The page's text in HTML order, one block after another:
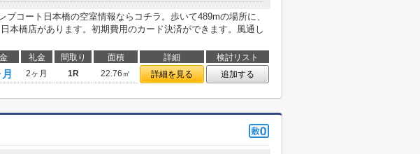
ブコート日本橋の空室情報ならコチラ。歩いて489mの場所に、
本橋店があります。初期費用のカード決済ができます。風通し
礼金 間取り 面積 詳細
検討リスト
2ヶ月 1R 22.76㎡ 詳細を見る 追加する